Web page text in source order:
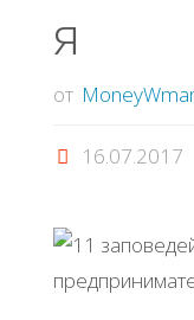
я
от
16.07.2017